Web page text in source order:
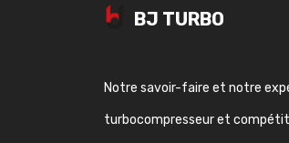
BJ TURBO
Notre savoir-faire et notre
turbocompresseur et